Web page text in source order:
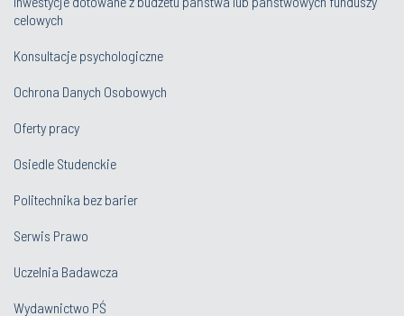
celowych
Konsultacje psychologiczne
Ochrona Danych Osobowych
Oferty pracy
Osiedle Studenckie
Politechnika bez barier
Serwis Prawo
Uczelnia Badawcza
Wydawnictwo PŚ